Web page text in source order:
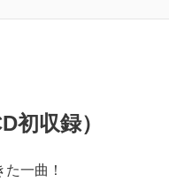
収録）
一曲！